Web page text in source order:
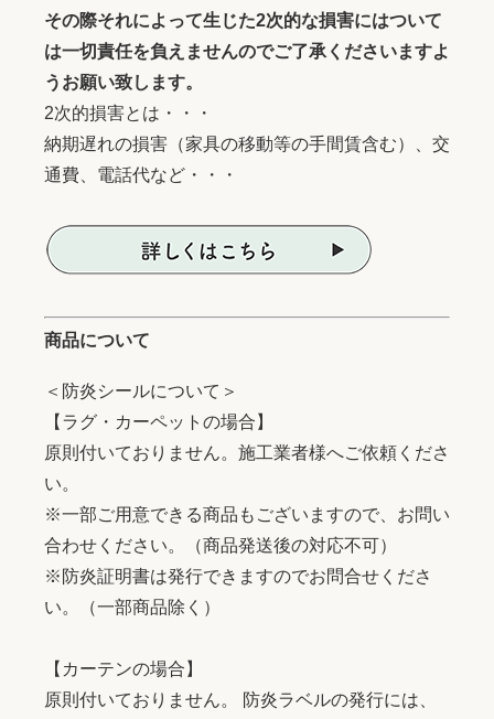
その際それによって生じた2次的な損害にはついて
は一切責任を負えませんのでご了承くださいますよ
うお願い致します。
2次的損害とは・・・
納期遅れの損害（家具の移動等の手間賃含む）、交
通費、電話代など・・・
商品について
＜防炎シールについて＞
【ラグ・カーペットの場合】
原則付いておりません。施工業者様へご依頼くださ
い。
※一部ご用意できる商品もございますので、お問い
合わせください。（商品発送後の対応不可）
※防炎証明書は発行できますのでお問合せくださ
い。（一部商品除く）
【カーテンの場合】
原則付いておりません。 防炎ラベルの発行には、